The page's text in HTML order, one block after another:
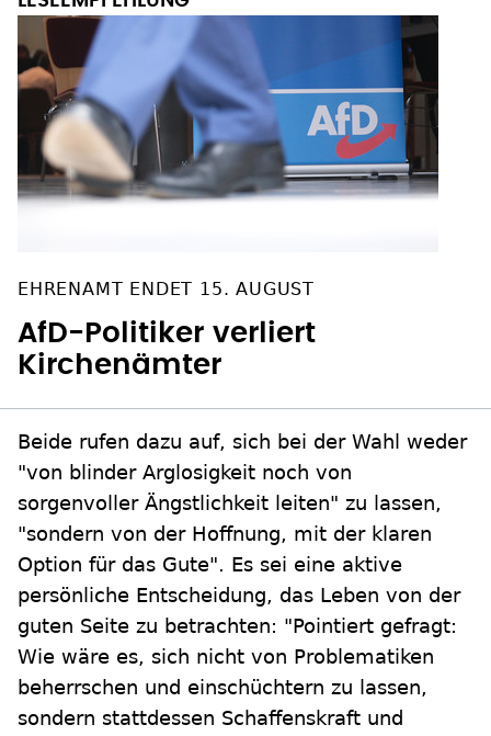
EHRENAMT ENDET 15. AUGUST
AfD-Politiker verliert
Kirchenämter
Beide rufen dazu auf, sich bei der Wahl weder
"von blinder Arglosigkeit noch von
sorgenvoller Ängstlichkeit leiten" zu lassen,
"sondern von der Hoffnung, mit der klaren
Option für das Gute". Es sei eine aktive
persönliche Entscheidung, das Leben von der
guten Seite zu betrachten: "Pointiert gefragt:
Wie wäre es, sich nicht von Problematiken
beherrschen und einschüchtern zu lassen,
sondern stattdessen Schaffenskraft und